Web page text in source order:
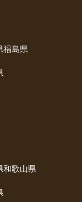
福島県
和歌山県